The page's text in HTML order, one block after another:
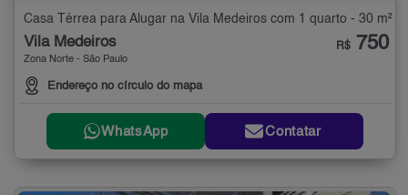
Casa Térrea para Alugar na Vila Medeiros com 1 quarto - 30 m²
Vila Medeiros
Zona Norte - São Paulo
Endereço no círculo do mapa
R$ 750
WhatsApp Contatar